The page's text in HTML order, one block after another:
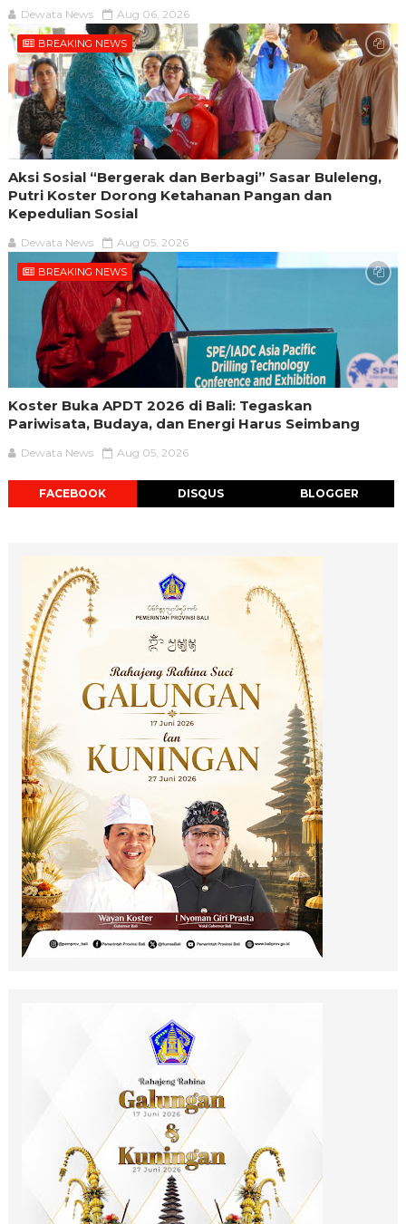
Dewata News Aug 06, 2026
BREAKING NEWS
Aksi Sosial “Bergerak dan Berbagi” Sasar Buleleng,
Putri Koster Dorong Ketahanan Pangan dan
Kepedulian Sosial
Dewata News Aug 05, 2026
BREAKING NEWS
Koster Buka APDT 2026 di Bali: Tegaskan
Pariwisata, Budaya, dan Energi Harus Seimbang
Dewata News Aug 05, 2026
FACEBOOK DISQUS BLOGGER